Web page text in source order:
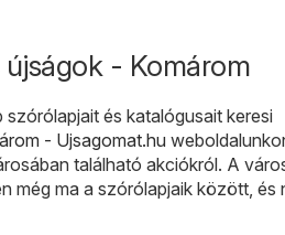
újságok - Komárom
és katalógusait keresi
- Ujsagomat.hu
található akciókról. A
még ma a szórólapjaik között, és